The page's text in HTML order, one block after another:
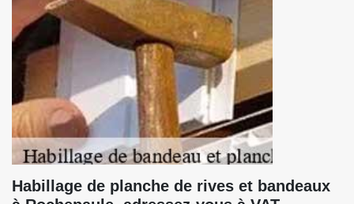
Habillage de planche de rives et bandeaux